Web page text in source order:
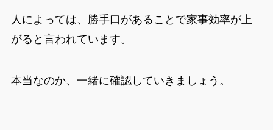
人によっては、勝手口があることで家事効率が上
がると言われています。
本当なのか、一緒に確認していきましょう。